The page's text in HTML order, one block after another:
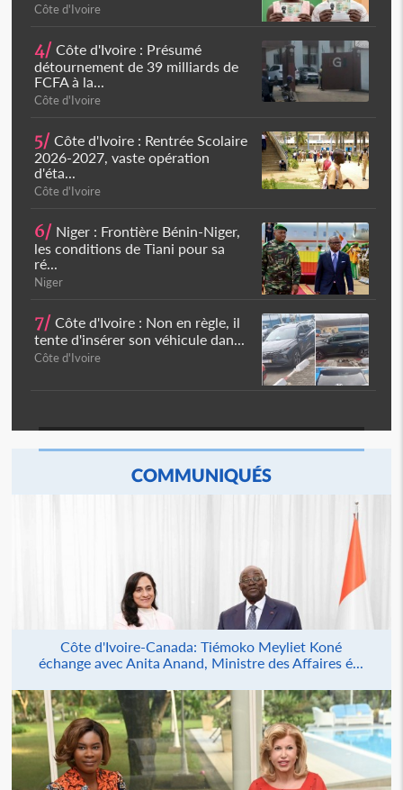
Côte d'Ivoire
4/ Côte d'Ivoire : Présumé
détournement de 39 milliards de
FCFA à la...
Côte d'Ivoire
5/ Côte d'Ivoire : Rentrée Scolaire
2026-2027, vaste opération
d'éta...
Côte d'Ivoire
6/ Niger : Frontière Bénin-Niger,
les conditions de Tiani pour sa
ré...
Niger
7/ Côte d'Ivoire : Non en règle, il
tente d'insérer son véhicule dan...
Côte d'Ivoire
COMMUNIQUÉS
Côte d'Ivoire-Canada: Tiémoko Meyliet Koné
échange avec Anita Anand, Ministre des Affaires é...